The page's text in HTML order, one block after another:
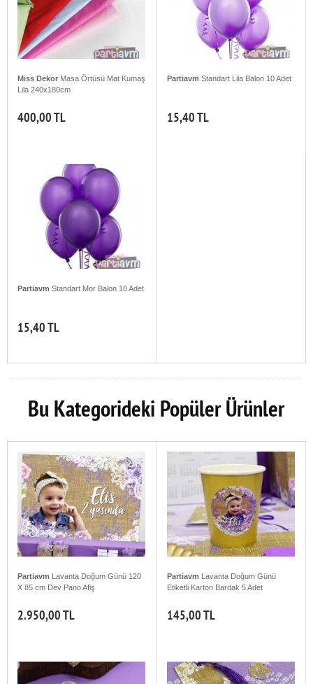
Miss Dekor Masa Örtüsü Mat Kumaş
Lila 240x180cm
400,00 TL
Partiavm Standart Lila Balon 10 Adet
15,40 TL
Partiavm Standart Mor Balon 10 Adet
15,40 TL
Bu Kategorideki Popüler Ürünler
Partiavm Lavanta Doğum Günü 120
X 85 cm Dev Pano Afiş
2.950,00 TL
Partiavm Lavanta Doğum Günü
Etiketli Karton Bardak 5 Adet
145,00 TL